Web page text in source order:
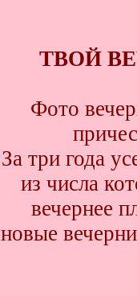
ТВОЙ
Фото
За три года
из числа
вечернее
новые